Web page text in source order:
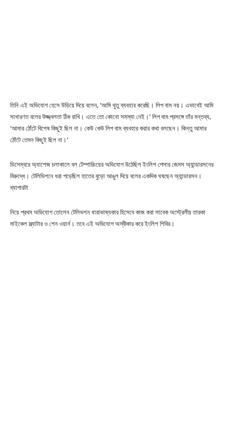
তিনি এই অভিযোগ হেসে উড়িয়ে দিয়ে বলেন, ‘আমি থুতু ব্যবহার করেছি। লিপ বাম নয়। এভাবেই আমি
সাধারণত বলের উজ্জ্বলতা ঠিক রাখি। এতে তো কোনো সমস্যা নেই।’ লিপ বাম প্রসঙ্গে তাঁর মন্তব্য,
‘আমার ঠোঁটে বিশেষ কিছুই ছিল না। কেউ কেউ লিপ বাম ব্যবহার করার কথা বলছেন। কিন্তু আমার
ঠোঁটে তেমন কিছুই ছিল না।’
ডিসেম্বরে অ্যাশেজ চলাকালে বল টেম্পারিংয়ের অভিযোগ উঠেছিল ইংলিশ পেসার জেমস অ্যান্ডারসনের
বিরুদ্ধে। টেলিভিশনে ধরা পড়েছিল হাতের বুড়ো আঙুল দিয়ে বলের একদিক ঘষছেন অ্যান্ডারসন।
ব্যাপারটা
নিয়ে প্রথম অভিযোগ তোলেন টেলিভশন ধারাভাষ্যকার হিসেবে কাজ করা সাবেক অস্ট্রেলীয় তারকা
মাইকেল স্ল্যাটার ও শেন ওয়ার্ন। তবে এই অভিযোগ অস্বীকার করে ইংলিশ শিবির।